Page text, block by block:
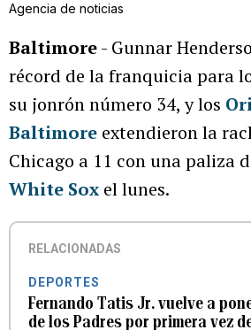
Agencia de noticias
Baltimore- Gunnar
récord de la franquicia para
su jonrón número 34, y los
Baltimore extendieron la
Chicago a 11 con una paliza
White Sox el lunes.
RELACIONADAS
DEPORTES
Fernando Tatis Jr. vuelve a
de los Padres por primera vez